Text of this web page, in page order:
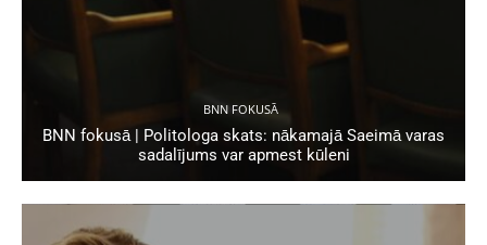
BNN FOKUSĀ
BNN fokusā | Politologa skats: nākamajā Saeimā varas
sadalījums var apmest kūleni